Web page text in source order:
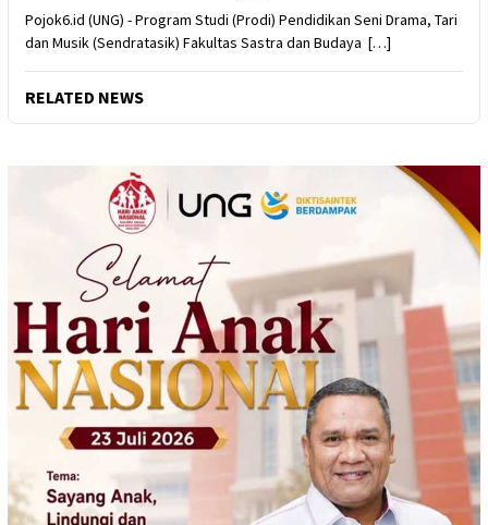
Pojok6.id (UNG) - Program Studi (Prodi) Pendidikan Seni Drama, Tari
dan Musik (Sendratasik) Fakultas Sastra dan Budaya […]
RELATED NEWS